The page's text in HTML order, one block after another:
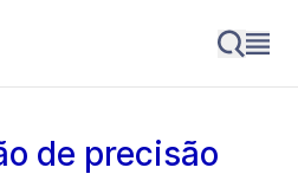
de precisão